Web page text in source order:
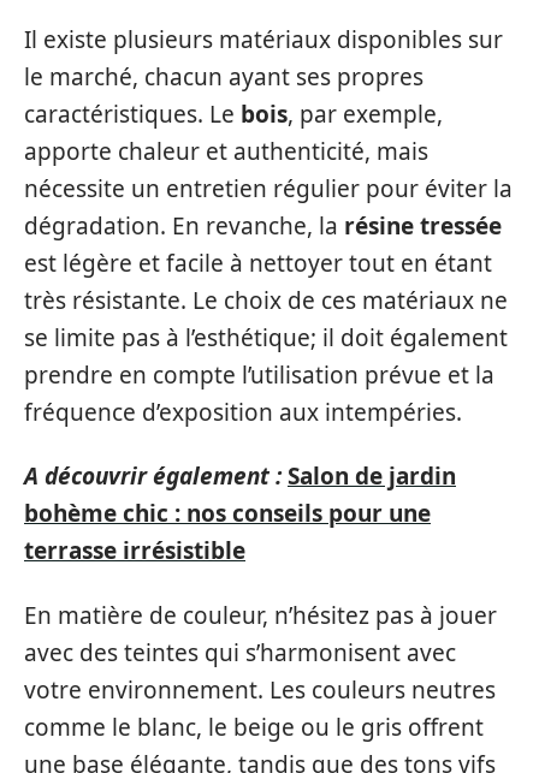
Il existe plusieurs matériaux disponibles sur
le marché, chacun ayant ses propres
caractéristiques. Le bois, par exemple,
apporte chaleur et authenticité, mais
nécessite un entretien régulier pour éviter la
dégradation. En revanche, la résine tressée
est légère et facile à nettoyer tout en étant
très résistante. Le choix de ces matériaux ne
se limite pas à l’esthétique; il doit également
prendre en compte l’utilisation prévue et la
fréquence d’exposition aux intempéries.
A découvrir également :Salon de jardin
bohème chic : nos conseils pour une
terrasse irrésistible
En matière de couleur, n’hésitez pas à jouer
avec des teintes qui s’harmonisent avec
votre environnement. Les couleurs neutres
comme le blanc, le beige ou le gris offrent
une base élégante, tandis que des tons vifs